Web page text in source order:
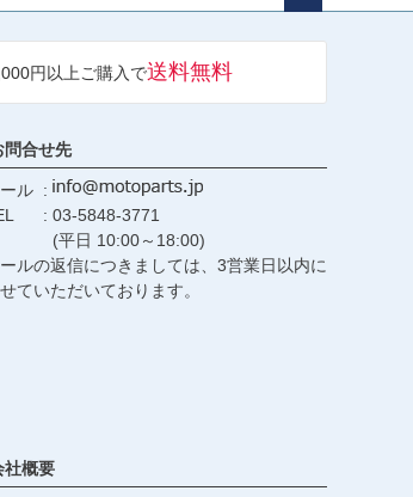
へ
円以上ご購入で送料無料
問合せ先
ール
03-5848-3771
(平日 10:00～18:00)
ールの返信につきましては、3営業日以内に
ていただいております。
社概要